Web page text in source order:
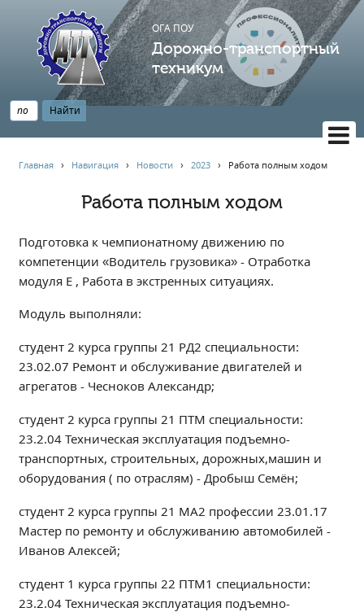
ОГА ПОУ
Дорожно-транспортный
техникум
АБИТУРИЕНТУ
Опрос по качеству образования
Новости
Информация
Независимая оценка качества
Обращения онлайн
Контакты
Региональный центр по профилактике ДДТТ
Центр карьеры
Противодействие коррупции
Региональная инновационная площадка
Главная › Навигация › Новости ›2023 › Работа полным ходом
Работа полным ходом
Подготовка к чемпионатному движению по
компетенции «Водитель грузовика» - Отработка
модуля Е , Работа в экстренных ситуациях.
Модуль выполняли:
студент 2 курса группы 21 РД2 специальности:
23.02.07 Ремонт и обслуживание двигателей и
агрегатов - Чесноков Александр;
студент 2 курса группы 21 ПТМ специальности:
23.2.04 Техническая эксплуатация подъемно-
транспортных, строительных, дорожных,машин и
оборудования ( по отраслям) - Дробыш Семён;
студент 2 курса группы 21 МА2 профессии 23.01.17
Мастер по ремонту и обслуживанию автомобилей -
Иванов Алексей;
студент 1 курса группы 22 ПТМ1 специальности:
23.2.04 Техническая эксплуатация подъемно-